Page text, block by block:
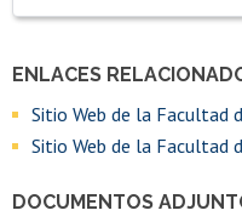
Accesos directos
Enlaces y
ENLACES
Sitio Web de la Facultad
Sitio Web de la Facultad
DOCUMENTOS